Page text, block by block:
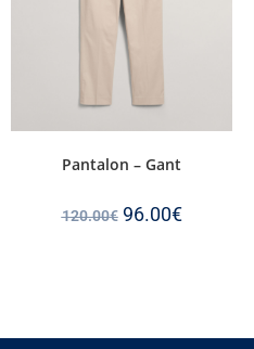
Pantalon – Gant
120.00€ 96.00€